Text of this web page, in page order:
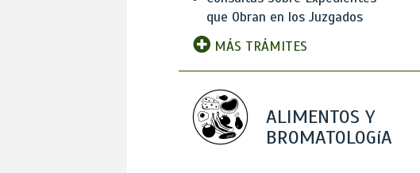
que Obran en los Juzgados
MÁS TRÁMITES
ALIMENTOS Y
BROMATOLOGíA